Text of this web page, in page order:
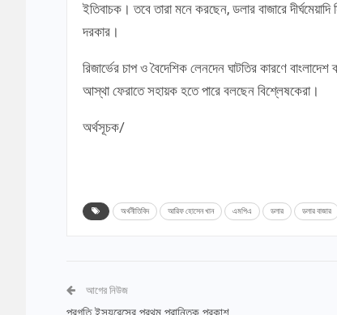
ইতিবাচক। তবে তারা মনে করছেন, ডলার বাজারে
দরকার।
রিজার্ভের চাপ ও বৈদেশিক লেনদেন ঘাটতির কারণে
আস্থা ফেরাতে সহায়ক হতে পারে বলছেন বিশ্লেষকেরা।
অর্থসূচক/
অর্থনীতিবিদ আরিফ হোসেন খান এমপিএ ডলার ডলার বাজার
আগের নিউজ